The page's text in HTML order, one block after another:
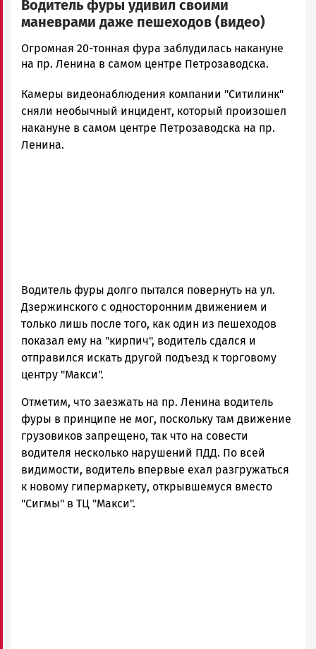
Водитель фуры удивил своими
маневрами даже пешеходов (видео)
Корректор
Новости
и
Карелии
|
Петрозаводск
Огромная 20-тонная фура заблудилась накануне
на пр. Ленина в самом центре Петрозаводска.
Камеры видеонаблюдения компании "Ситилинк"
сняли необычный инцидент, который произошел
накануне в самом центре Петрозаводска на пр.
Ленина.
Водитель фуры долго пытался повернуть на ул.
Дзержинского с односторонним движением и
только лишь после того, как один из пешеходов
показал ему на "кирпич", водитель сдался и
отправился искать другой подъезд к торговому
центру "Макси".
Отметим, что заезжать на пр. Ленина водитель
фуры в принципе не мог, поскольку там движение
грузовиков запрещено, так что на совести
водителя несколько нарушений ПДД. По всей
видимости, водитель впервые ехал разгружаться
к новому гипермаркету, открывшемуся вместо
"Сигмы" в ТЦ "Макси".